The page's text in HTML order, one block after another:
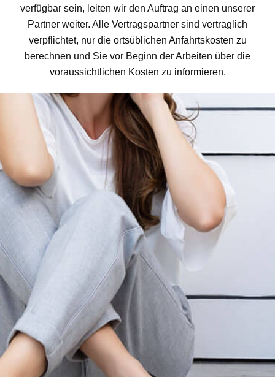
verfügbar sein, leiten wir den Auftrag an einen unserer
Partner weiter. Alle Vertragspartner sind vertraglich
verpflichtet, nur die ortsüblichen Anfahrtskosten zu
berechnen und Sie vor Beginn der Arbeiten über die
voraussichtlichen Kosten zu informieren.